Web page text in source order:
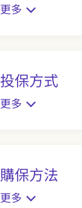
更多
投保方式
更多
購保方法
更多